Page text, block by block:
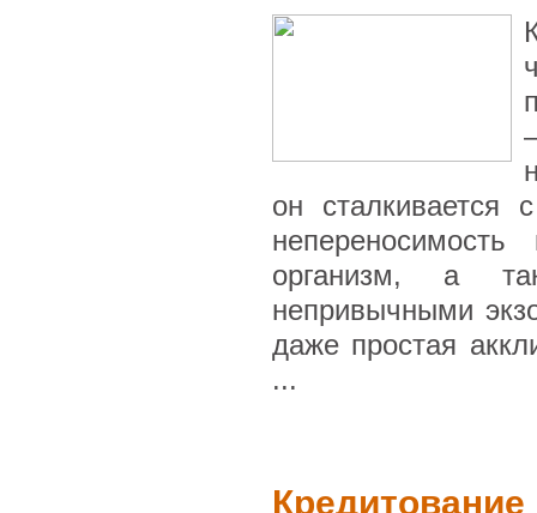
он сталкивается
организм, а
непривычными
даже простая
...